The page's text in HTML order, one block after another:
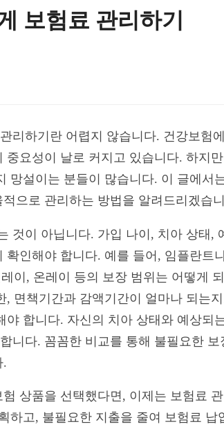
보험료 관리하기
리하기란 어렵지 않습니다. 건강보험
요성이 날로 커지고 있습니다. 하지
망설이는 분들이 많습니다. 이 글에서
으로 관리하는 방법을 알려드리겠습
것이 아닙니다. 가입 나이, 치아 상태,
인해야 합니다. 예를 들어, 임플란트
이, 온레이 등의 보장 범위는 어떻게
면책기간과 감액기간이 얼마나 되는
합니다. 자신의 치아 상태와 예상되
니다. 꼼꼼한 비교를 통해 불필요한
.
상품을 선택했다면, 이제는 보험료
하고, 불필요한 지출을 줄여 보험료 납